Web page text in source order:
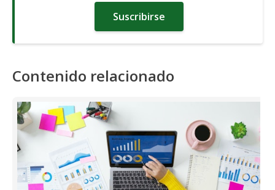
Suscribirse
Contenido relacionado